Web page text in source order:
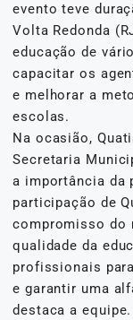
evento teve
Volta Redonda
educação de
capacitar os
e melhorar a
escolas.
Na ocasião,
Secretaria
a importância da
participação de
compromisso do
qualidade da
profissionais
e garantir uma
destaca a equipe.